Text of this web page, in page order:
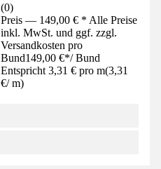
(0)
Preis — 149,00 € * Alle Preise
inkl. MwSt. und ggf. zzgl.
Versandkosten pro
Bund149,00 €*/ Bund
Entspricht 3,31 € pro m(3,31
€/ m)